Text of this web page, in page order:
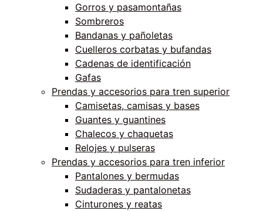
Gorros y pasamontañas
Sombreros
Bandanas y pañoletas
Cuelleros corbatas y bufandas
Cadenas de identificación
Gafas
Prendas y accesorios para tren superior
Camisetas, camisas y bases
Guantes y guantines
Chalecos y chaquetas
Relojes y pulseras
Prendas y accesorios para tren inferior
Pantalones y bermudas
Sudaderas y pantalonetas
Cinturones y reatas